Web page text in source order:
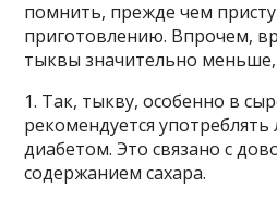
помнить, прежде чем
приготовлению. Впрочем,
тыквы значительно
1. Так, тыкву, особенно в
рекомендуется
диабетом. Это связано с
содержанием сахара.